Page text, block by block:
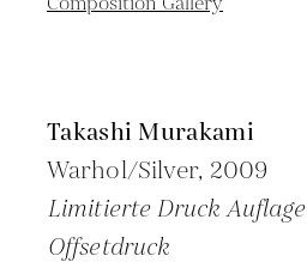
Takashi Murakami
Warhol/Silver, 2009
Limitierte Druck Auflage
Offsetdruck